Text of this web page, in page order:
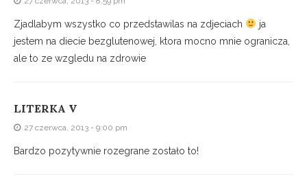
Zjadlabym wszystko co przedstawilas na zdjeciach
ja
jestem na diecie bezglutenowej, ktora mocno mnie ogranicza,
ale to ze wzgledu na zdrowie
LITERKA V
27 czerwca, 2013 - 9:00 pm
Bardzo pozytywnie rozegrane zostało to!